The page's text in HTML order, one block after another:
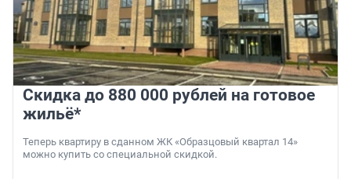
Скидка до 880 000 рублей на готовое
жильё*
Теперь квартиру в сданном ЖК «Образцовый квартал 14»
можно купить со специальной скидкой.